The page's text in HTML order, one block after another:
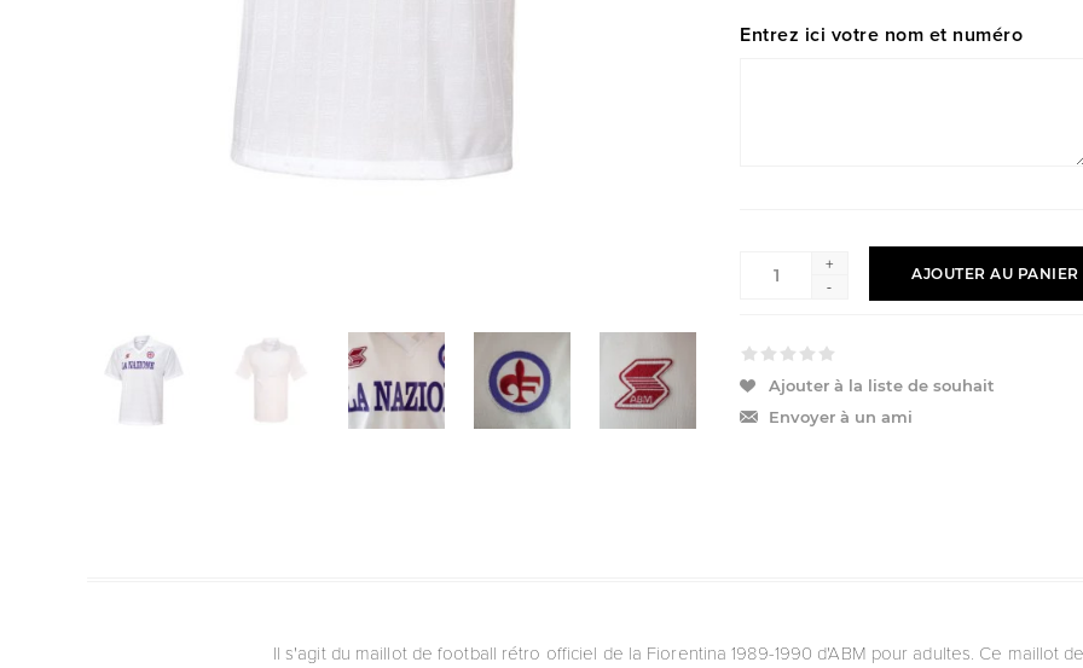
Entrez ici votre nom et numéro
+
-
AJOUTER AU PANIER
Ajouter à la liste de souhait
Envoyer à un ami
Il s'agit du maillot de football rétro officiel de la Fiorentina 1989-1990 d'ABM pour adultes. Ce maillot